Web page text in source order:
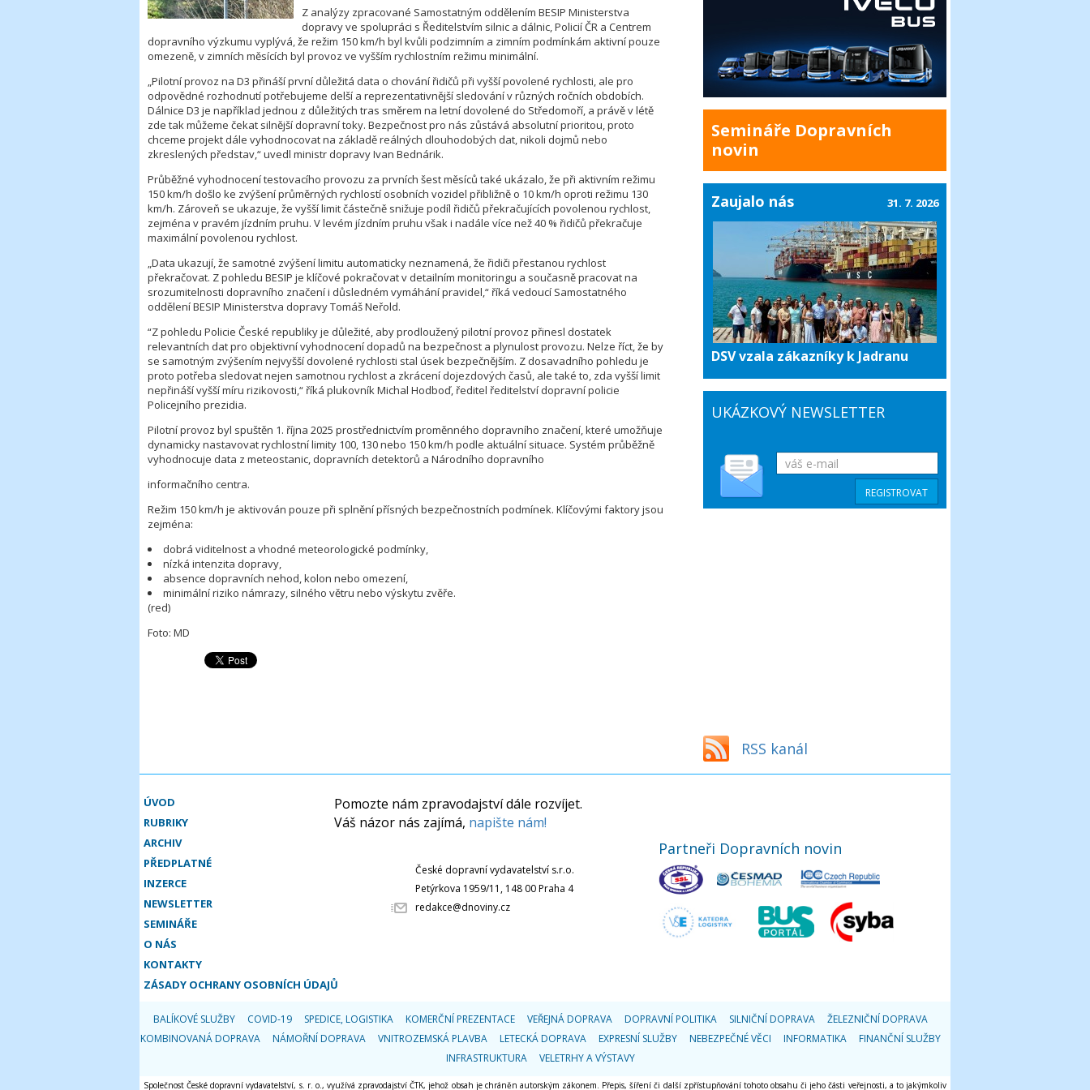
Z analýzy zpracované Samostatným oddělením BESIP Ministerstva
dopravy ve spolupráci s Ředitelstvím silnic a dálnic, Policií ČR a Centrem
dopravního výzkumu vyplývá, že režim 150 km/h byl kvůli podzimním a zimním podmínkám aktivní pouze
omezeně, v zimních měsících byl provoz ve vyšším rychlostním režimu minimální.
„Pilotní provoz na D3 přináší první důležitá data o chování řidičů při vyšší povolené rychlosti, ale pro
odpovědné rozhodnutí potřebujeme delší a reprezentativnější sledování v různých ročních obdobích.
Dálnice D3 je například jednou z důležitých tras směrem na letní dovolené do Středomoří, a právě v létě
zde tak můžeme čekat silnější dopravní toky. Bezpečnost pro nás zůstává absolutní prioritou, proto
chceme projekt dále vyhodnocovat na základě reálných dlouhodobých dat, nikoli dojmů nebo
zkreslených představ,“ uvedl ministr dopravy Ivan Bednárik.
Průběžné vyhodnocení testovacího provozu za prvních šest měsíců také ukázalo, že při aktivním režimu
150 km/h došlo ke zvýšení průměrných rychlostí osobních vozidel přibližně o 10 km/h oproti režimu 130
km/h. Zároveň se ukazuje, že vyšší limit částečně snižuje podíl řidičů překračujících povolenou rychlost,
zejména v pravém jízdním pruhu. V levém jízdním pruhu však i nadále více než 40 % řidičů překračuje
maximální povolenou rychlost.
„Data ukazují, že samotné zvýšení limitu automaticky neznamená, že řidiči přestanou rychlost
překračovat. Z pohledu BESIP je klíčové pokračovat v detailním monitoringu a současně pracovat na
srozumitelnosti dopravního značení i důsledném vymáhání pravidel,“ říká vedoucí Samostatného
oddělení BESIP Ministerstva dopravy Tomáš Neřold.
“Z pohledu Policie České republiky je důležité, aby prodloužený pilotní provoz přinesl dostatek
relevantních dat pro objektivní vyhodnocení dopadů na bezpečnost a plynulost provozu. Nelze říct, že by
se samotným zvýšením nejvyšší dovolené rychlosti stal úsek bezpečnějším. Z dosavadního pohledu je
proto potřeba sledovat nejen samotnou rychlost a zkrácení dojezdových časů, ale také to, zda vyšší limit
nepřináší vyšší míru rizikovosti,“ říká plukovník Michal Hodboď, ředitel ředitelství dopravní policie
Policejního prezidia.
Pilotní provoz byl spuštěn 1. října 2025 prostřednictvím proměnného dopravního značení, které umožňuje
dynamicky nastavovat rychlostní limity 100, 130 nebo 150 km/h podle aktuální situace. Systém průběžně
vyhodnocuje data z meteostanic, dopravních detektorů a Národního dopravního
informačního centra.
Režim 150 km/h je aktivován pouze při splnění přísných bezpečnostních podmínek. Klíčovými faktory jsou
zejména:
dobrá viditelnost a vhodné meteorologické podmínky,
nízká intenzita dopravy,
absence dopravních nehod, kolon nebo omezení,
minimální riziko námrazy, silného větru nebo výskytu zvěře.
(red)
Foto: MD
Semináře Dopravních
novin
Zaujalo nás
DSV vzala zákazníky k Jadranu
31. 7. 2026
UKÁZKOVÝ NEWSLETTER
RSS kanál
ÚVOD
RUBRIKY
ARCHIV
PŘEDPLATNÉ
INZERCE
NEWSLETTER
SEMINÁŘE
O NÁS
KONTAKTY
ZÁSADY OCHRANY OSOBNÍCH ÚDAJŮ
Pomozte nám zpravodajství dále rozvíjet.
Váš názor nás zajímá, napište nám!
České dopravní vydavatelství s.r.o.
Petýrkova 1959/11, 148 00 Praha 4
redakce@dnoviny.cz
Partneři Dopravních novin
BALÍKOVÉ SLUŽBY COVID-19 SPEDICE, LOGISTIKA KOMERČNÍ PREZENTACE VEŘEJNÁ DOPRAVA DOPRAVNÍ POLITIKA SILNIČNÍ DOPRAVA
ŽELEZNIČNÍ DOPRAVA
KOMBINOVANÁ DOPRAVA
NÁMOŘNÍ DOPRAVA VNITROZEMSKÁ PLAVBA LETECKÁ DOPRAVA EXPRESNÍ SLUŽBY NEBEZPEČNÉ VĚCI INFORMATIKA
FINANČNÍ SLUŽBY
INFRASTRUKTURA
VELETRHY A VÝSTAVY
Společnost České dopravní vydavatelství, s. r. o., využívá zpravodajství ČTK, jehož obsah je chráněn autorským zákonem. Přepis, šíření či další zpřístupňování tohoto obsahu či jeho části veřejnosti, a to jakýmkoliv